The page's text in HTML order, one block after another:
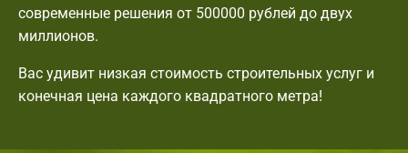
современные решения от 500000 рублей до двух
миллионов.
Вас удивит низкая стоимость строительных услуг и
конечная цена каждого квадратного метра!